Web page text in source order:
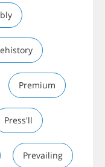
Premium
Press'll
Prevailing